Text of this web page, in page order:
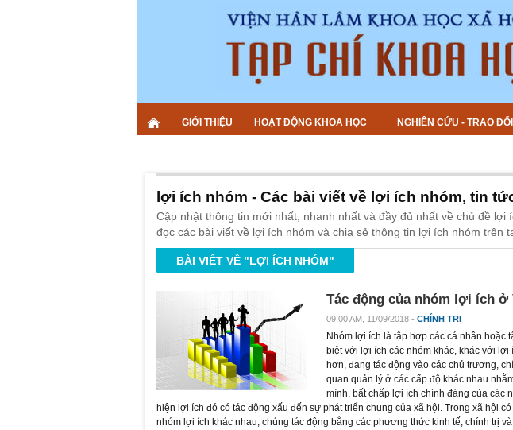
GIỚI THIỆU HOẠT ĐỘNG KHOA HỌC NGHIÊN CỨU - TRAO ĐỔI
lợi ích nhóm - Các bài viết về lợi ích nhóm, tin
Cập nhật thông tin mới nhất, nhanh nhất và đầy đủ nhất về chủ đề lợi
đọc các bài viết về lợi ích nhóm và chia sẻ thông tin lợi ích nhóm trên
BÀI VIẾT VỀ "LỢI ÍCH NHÓM"
Tác động của nhóm lợi ích ở
09:00 AM, 11/09/2018 - CHÍNH TRỊ
Nhóm lợi ích là tập hợp các cá nhân hoặc
biệt với lợi ích các nhóm khác, khác với
hơn, đang tác động vào các chủ trương,
quan quản lý ở các cấp độ khác nhau
mình, bất chấp lợi ích chính đáng của các
hiện lợi ích đó có tác động xấu đến sự phát triển chung của xã hội. Trong xã hội
nhóm lợi ích khác nhau, chúng tác động bằng các phương thức kinh tế, chính trị